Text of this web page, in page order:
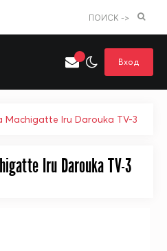
ПОИСК ->
Вход
Machigatte Iru Darouka TV-3
Iru Darouka TV-3